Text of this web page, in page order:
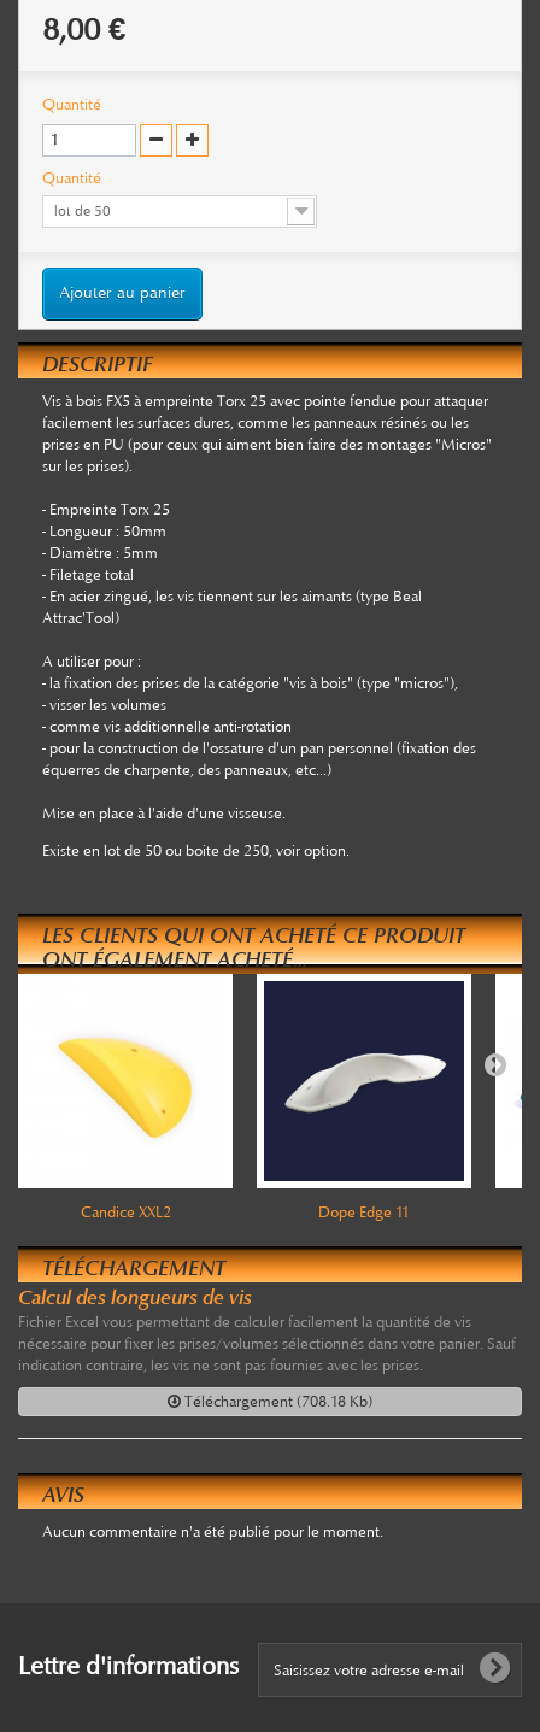
8,00 €
Quantité
Quantité
lot de 50
Ajouter au panier
DESCRIPTIF
Vis à bois FX5 à empreinte Torx 25 avec pointe fendue pour attaquer
facilement les surfaces dures, comme les panneaux résinés ou les
prises en PU (pour ceux qui aiment bien faire des montages "Micros"
sur les prises).
- Empreinte Torx 25
- Longueur : 50mm
- Diamètre : 5mm
- Filetage total
- En acier zingué, les vis tiennent sur les aimants (type Beal
Attrac'Tool)
A utiliser pour :
- la fixation des prises de la catégorie "vis à bois" (type "micros"),
- visser les volumes
- comme vis additionnelle anti-rotation
- pour la construction de l'ossature d'un pan personnel (fixation des
équerres de charpente, des panneaux, etc...)
Mise en place à l'aide d'une visseuse.
Existe en lot de 50 ou boite de 250, voir option.
LES CLIENTS QUI ONT ACHETÉ CE PRODUIT
ONT ÉGALEMENT ACHETÉ...
Candice XXL2 Dope Edge 11
TÉLÉCHARGEMENT
Calcul des longueurs de vis
Fichier Excel vous permettant de calculer facilement la quantité de vis
nécessaire pour fixer les prises/volumes sélectionnés dans votre panier. Sauf
indication contraire, les vis ne sont pas fournies avec les prises.
Téléchargement (708.18 Kb)
AVIS
Aucun commentaire n'a été publié pour le moment.
Lettre d'informations